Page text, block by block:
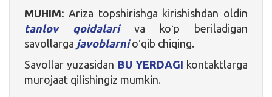
MUHIM: Ariza topshirishga kirishishdan oldin
tanlov qoidalari
va koʻp beriladigan
savollarga javoblarnioʻqib chiqing.
Savollar yuzasidan BU YERDAGI kontaktlarga
murojaat qilishingiz mumkin.